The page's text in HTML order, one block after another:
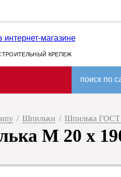
КРЕПЕЖ
поиск по
/ Шпильки / Шпилька ГОСТ
М 20 х